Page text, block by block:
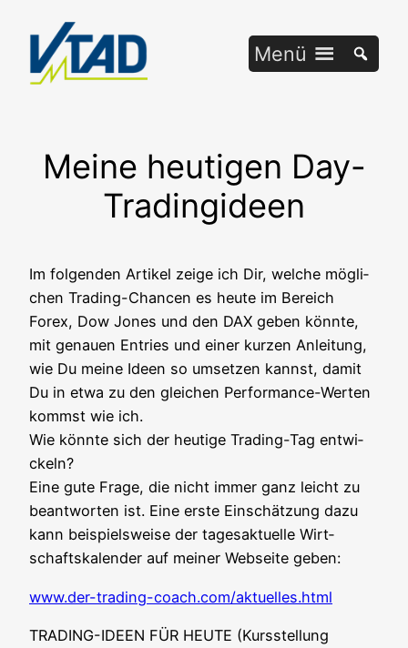
springen
Menü
Meine heutigen Day-
Tradingideen
Im fol­gen­den Arti­kel zei­ge ich Dir, wel­che mög­li­
chen Tra­ding-Chan­cen es heu­te im Bereich
Forex, Dow Jones und den DAX geben könn­te,
mit genau­en Ent­ries und einer kur­zen Anlei­tung,
wie Du mei­ne Ideen so umset­zen kannst, damit
Du in etwa zu den glei­chen Per­for­mance-Wer­ten
kommst wie ich.
Wie könn­te sich der heu­ti­ge Tra­ding-Tag ent­wi­
ckeln?
Eine gute Fra­ge, die nicht immer ganz leicht zu
beant­wor­ten ist. Eine ers­te Ein­schät­zung dazu
kann bei­spiels­wei­se der tages­ak­tu­el­le Wirt­
schafts­ka­len­der auf mei­ner Web­sei­te geben:
www.der-trading-coach.com/aktuelles.html
TRADING-IDEEN FÜR HEUTE (Kurs­stel­lung